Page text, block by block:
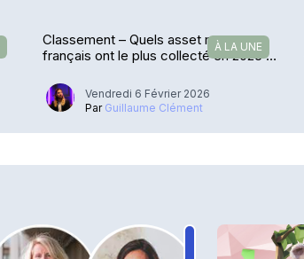
À LA UNE
Classement – Quels asset managers
français ont le plus collecté en 2025 ?
Vendredi 6 Février 2026
Par Guillaume Clément